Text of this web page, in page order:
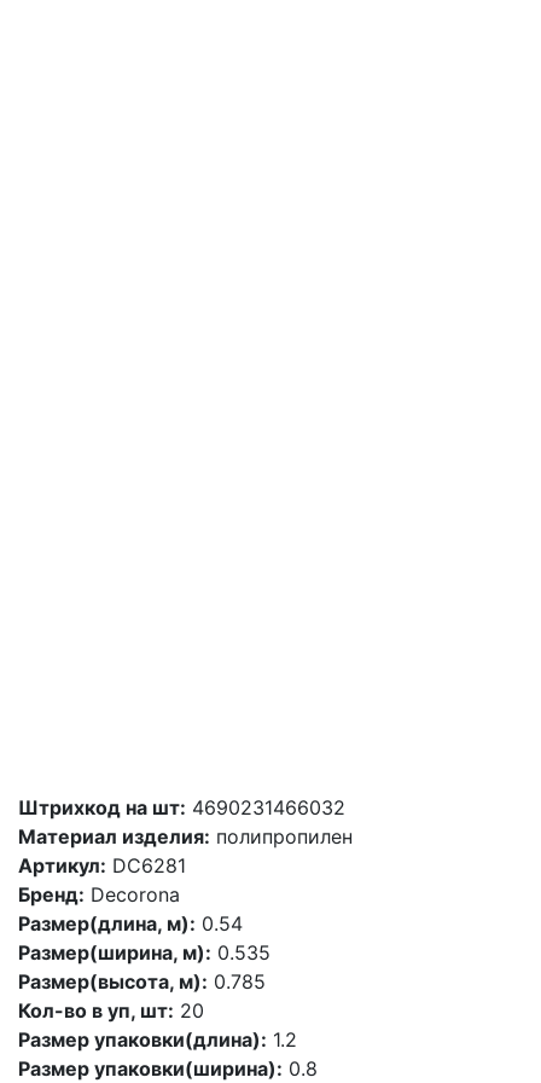
Штрихкод на шт: 4690231466032
Материал изделия: полипропилен
Артикул: DC6281
Бренд: Decorona
Размер(длина, м): 0.54
Размер(ширина, м): 0.535
Размер(высота, м): 0.785
Кол-во в уп, шт: 20
Размер упаковки(длина): 1.2
Размер упаковки(ширина): 0.8